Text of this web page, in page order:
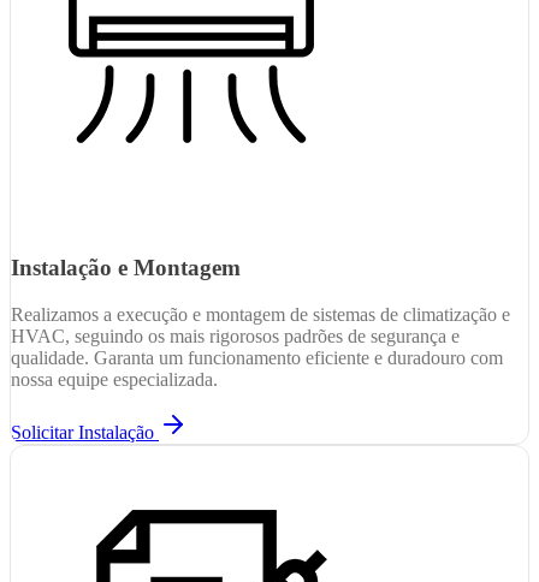
Instalação e Montagem
Realizamos a execução e montagem de sistemas de climatização e
HVAC, seguindo os mais rigorosos padrões de segurança e
qualidade. Garanta um funcionamento eficiente e duradouro com
nossa equipe especializada.
Solicitar Instalação